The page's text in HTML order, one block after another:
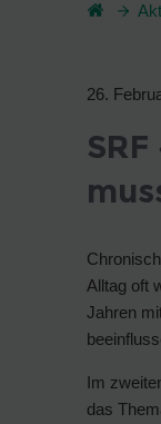
26.
Alltag oft
Jahren
Im
das